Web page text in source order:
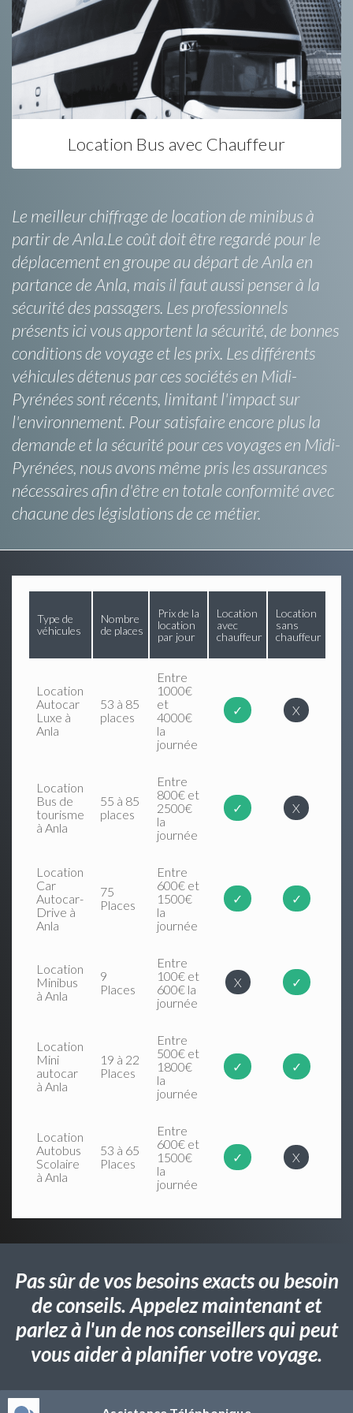
Location Bus avec Chauffeur
Le meilleur chiffrage de location de minibus à
partir de Anla.Le coût doit être regardé pour le
déplacement en groupe au départ de Anla en
partance de Anla, mais il faut aussi penser à la
sécurité des passagers. Les professionnels
présents ici vous apportent la sécurité, de bonnes
conditions de voyage et les prix. Les différents
véhicules détenus par ces sociétés en Midi-
Pyrénées sont récents, limitant l'impact sur
l'environnement. Pour satisfaire encore plus la
demande et la sécurité pour ces voyages en Midi-
Pyrénées, nous avons même pris les assurances
nécessaires afin d'être en totale conformité avec
chacune des législations de ce métier.
Type de
véhicules
Nombre
de places
Prix de la
location
par jour
Location
avec
chauffeur
Location
sans
chauffeur
Location
Autocar
Luxe à
Anla
53 à 85
places
Entre
1000€
et
4000€
la
journée
✓ X
Location
Bus de
tourisme
à Anla
55 à 85
places
Entre
800€ et
2500€
la
journée
✓ X
Location
Car
Autocar-
Drive à
Anla
75
Places
Entre
600€ et
1500€
la
journée
✓ ✓
Location
Minibus
à Anla
9
Places
Entre
100€ et
600€ la
journée
X ✓
Location
Mini
autocar
à Anla
19 à 22
Places
Entre
500€ et
1800€
la
journée
✓ ✓
Location
Autobus
Scolaire
à Anla
53 à 65
Places
Entre
600€ et
1500€
la
journée
✓ X
Pas sûr de vos besoins exacts ou besoin
de conseils. Appelez maintenant et
parlez à l'un de nos conseillers qui peut
vous aider à planifier votre voyage.